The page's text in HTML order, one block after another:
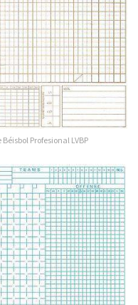
Profesional LVBP